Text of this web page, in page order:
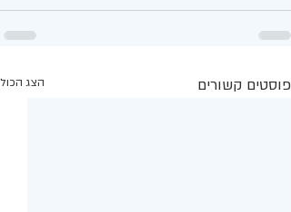
פוסטים קשורים הצג הכול